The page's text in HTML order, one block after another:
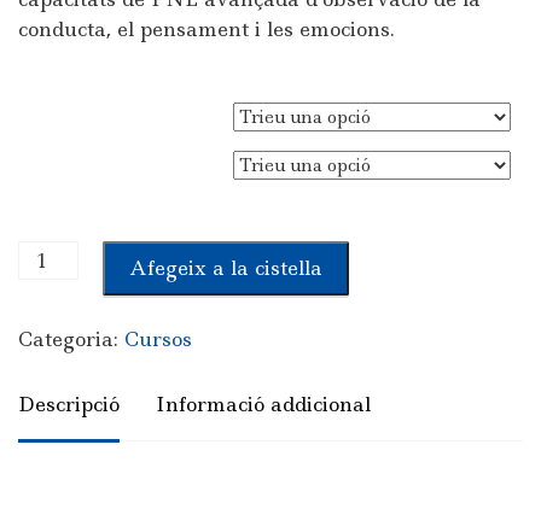
conducta, el pensament i les emocions.
quantitat
Practitioner
Afegeix a la cistella
Categoria: Cursos
Descripció Informació addicional